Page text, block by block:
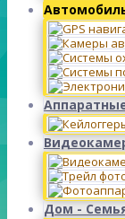
Дом -